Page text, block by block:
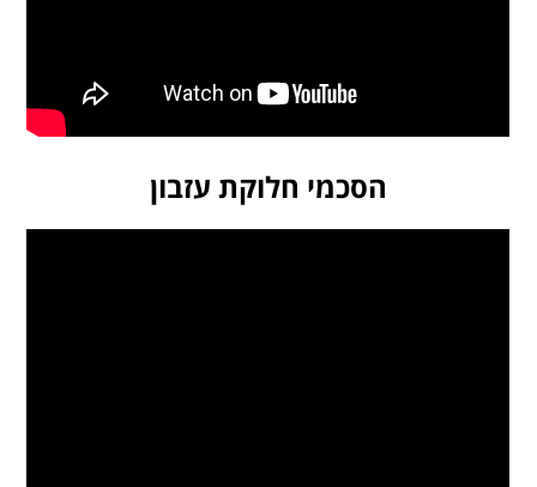
הסכמי חלוקת עזבון